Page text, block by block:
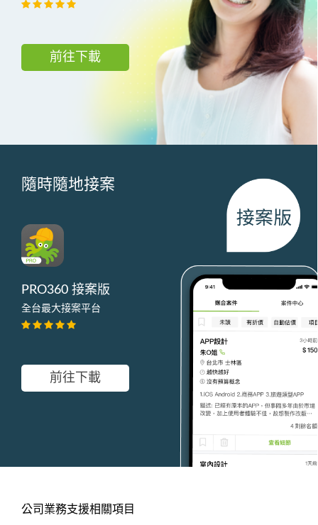
前往下載
隨時隨地接案
PRO360 接案版
全台最大接案平台
前往下載
公司業務支援相關項目